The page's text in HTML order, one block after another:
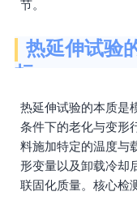
节。
热延伸试验
标
热延伸试验的本质是
条件下的老化与变形
料施加特定的温度与
形变量以及卸载冷却
联固化质量。核心检